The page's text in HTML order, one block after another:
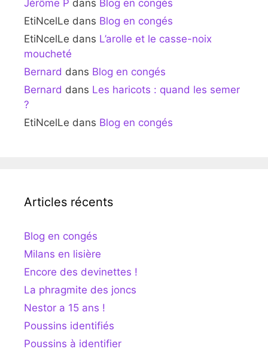
Jérôme P dans Blog en congés
EtiNcelLe dans Blog en congés
EtiNcelLe dans L’arolle et le casse-noix
moucheté
Bernard dans Blog en congés
Bernard dans Les haricots : quand les semer
?
EtiNcelLe dans Blog en congés
Articles récents
Blog en congés
Milans en lisière
Encore des devinettes !
La phragmite des joncs
Nestor a 15 ans !
Poussins identifiés
Poussins à identifier